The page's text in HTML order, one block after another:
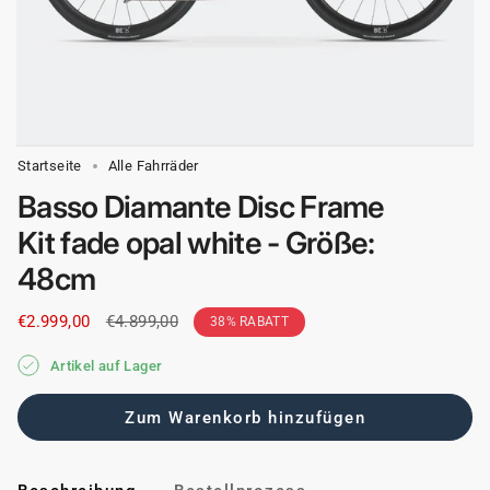
Startseite Alle Fahrräder
Basso Diamante Disc Frame
Kit fade opal white - Größe:
48cm
€2.999,00
Regulärer
€4.899,00 38%RABATT
Artikel auf Lager
Zum Warenkorb hinzufügen